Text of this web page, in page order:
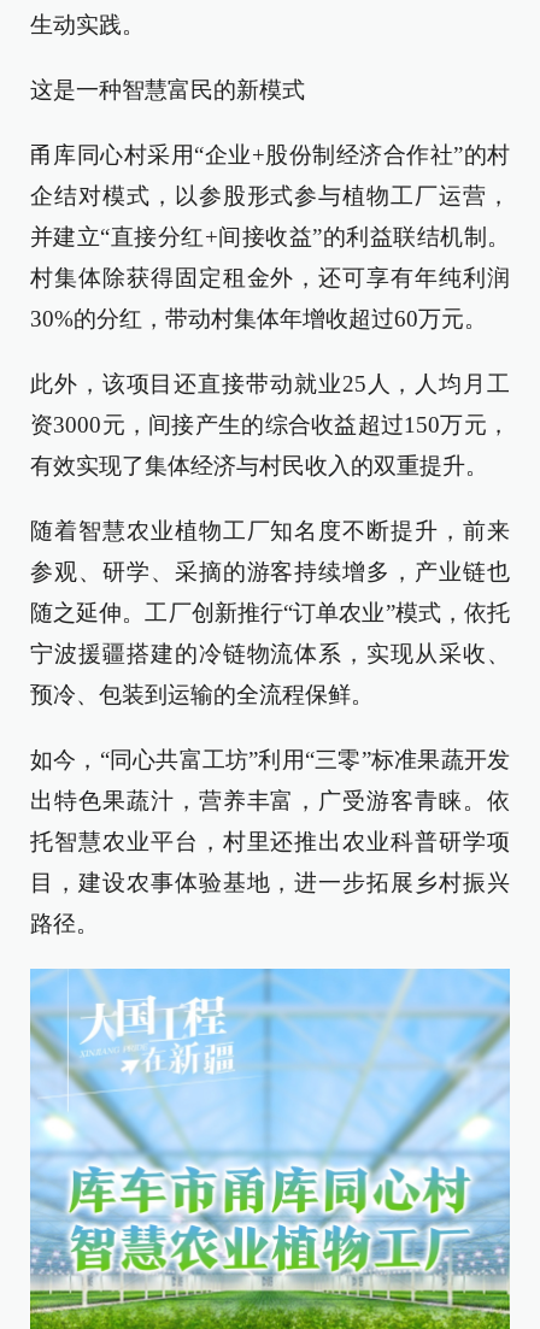
生动实践。
这是一种智慧富民的新模式
甬库同心村采用“企业+股份制经济合作社”的村
企结对模式，以参股形式参与植物工厂运营，
并建立“直接分红+间接收益”的利益联结机制。
村集体除获得固定租金外，还可享有年纯利润
30%的分红，带动村集体年增收超过60万元。
此外，该项目还直接带动就业25人，人均月工
资3000元，间接产生的综合收益超过150万元，
有效实现了集体经济与村民收入的双重提升。
随着智慧农业植物工厂知名度不断提升，前来
参观、研学、采摘的游客持续增多，产业链也
随之延伸。工厂创新推行“订单农业”模式，依托
宁波援疆搭建的冷链物流体系，实现从采收、
预冷、包装到运输的全流程保鲜。
如今，“同心共富工坊”利用“三零”标准果蔬开发
出特色果蔬汁，营养丰富，广受游客青睐。依
托智慧农业平台，村里还推出农业科普研学项
目，建设农事体验基地，进一步拓展乡村振兴
路径。